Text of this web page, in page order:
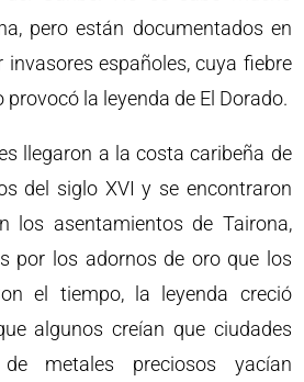
pero están documentados en
españoles, cuya fiebre
la leyenda de El Dorado.
llegaron a la costa caribeña de
del siglo XVI y se encontraron
los asentamientos de Tairona,
por los adornos de oro que los
el tiempo, la leyenda creció
algunos creían que ciudades
metales preciosos yacían